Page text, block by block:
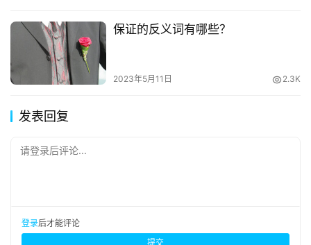
保证的反义词有哪些？
2023年5月11日 2.3K
发表回复
请登录后评论...
登录后才能评论
提交